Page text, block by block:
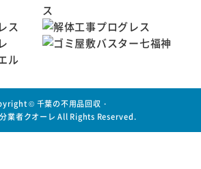
© 千葉の不用品回収・
業者クオーレ All Rights Reserved.